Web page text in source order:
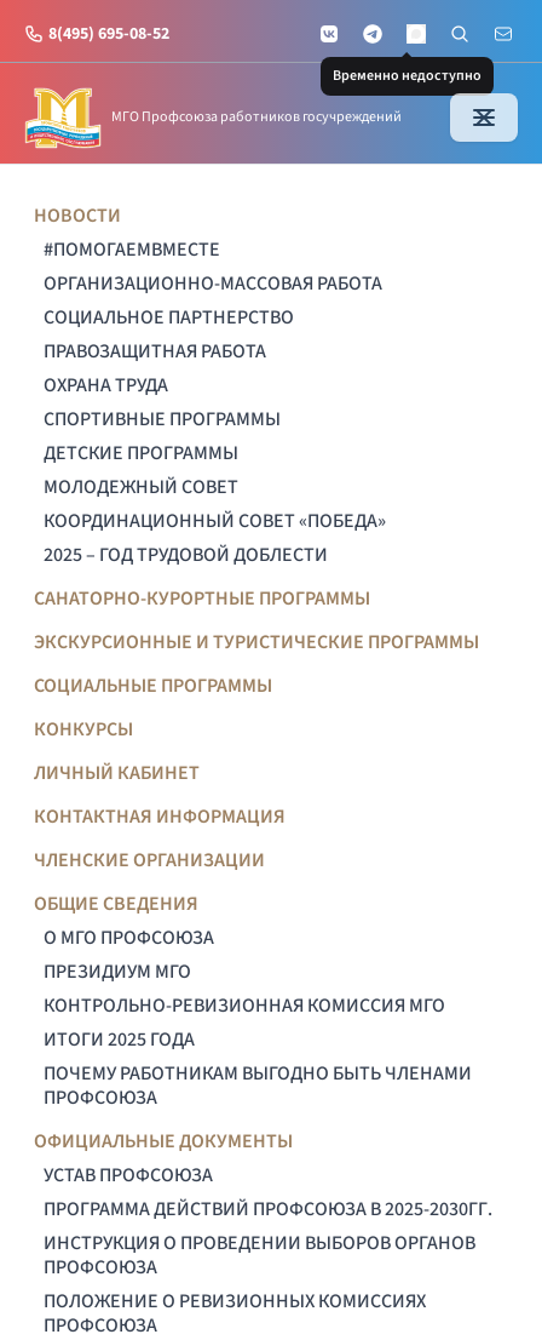
8(495) 695-08-52 VKontakteTelegramMAX
Временно недоступно
Поиск по
Почта
МГО Профсоюза работников госучреждений
НОВОСТИ
#ПОМОГАЕМВМЕСТЕ
ОРГАНИЗАЦИОННО-МАССОВАЯ РАБОТА
СОЦИАЛЬНОЕ ПАРТНЕРСТВО
ПРАВОЗАЩИТНАЯ РАБОТА
ОХРАНА ТРУДА
СПОРТИВНЫЕ ПРОГРАММЫ
ДЕТСКИЕ ПРОГРАММЫ
МОЛОДЕЖНЫЙ СОВЕТ
КООРДИНАЦИОННЫЙ СОВЕТ «ПОБЕДА»
2025 – ГОД ТРУДОВОЙ ДОБЛЕСТИ
САНАТОРНО-КУРОРТНЫЕ ПРОГРАММЫ
ЭКСКУРСИОННЫЕ И ТУРИСТИЧЕСКИЕ ПРОГРАММЫ
СОЦИАЛЬНЫЕ ПРОГРАММЫ
КОНКУРСЫ
ЛИЧНЫЙ КАБИНЕТ
КОНТАКТНАЯ ИНФОРМАЦИЯ
ЧЛЕНСКИЕ ОРГАНИЗАЦИИ
ОБЩИЕ СВЕДЕНИЯ
О МГО ПРОФСОЮЗА
ПРЕЗИДИУМ МГО
КОНТРОЛЬНО-РЕВИЗИОННАЯ КОМИССИЯ МГО
ИТОГИ 2025 ГОДА
ПОЧЕМУ РАБОТНИКАМ ВЫГОДНО БЫТЬ ЧЛЕНАМИ
ПРОФСОЮЗА
ОФИЦИАЛЬНЫЕ ДОКУМЕНТЫ
УСТАВ ПРОФСОЮЗА
ПРОГРАММА ДЕЙСТВИЙ ПРОФСОЮЗА В 2025-2030ГГ.
ИНСТРУКЦИЯ О ПРОВЕДЕНИИ ВЫБОРОВ ОРГАНОВ
ПРОФСОЮЗА
ПОЛОЖЕНИЕ О РЕВИЗИОННЫХ КОМИССИЯХ
ПРОФСОЮЗА